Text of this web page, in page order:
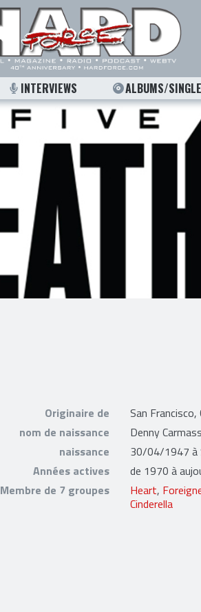
INTERVIEWS ALBUMS/
Originaire de
San
nom de naissance
Denny
naissance
30/04/1947 à
Années actives
de 1970 à
Membre de 7 groupes
Heart,
Cinderella